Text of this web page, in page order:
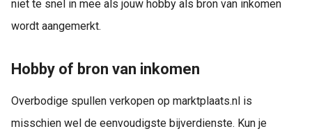
niet te snel in mee als jouw hobby als bron van inkomen
wordt aangemerkt.
Hobby of bron van inkomen
Overbodige spullen verkopen op marktplaats.nl is
misschien wel de eenvoudigste bijverdienste. Kun je